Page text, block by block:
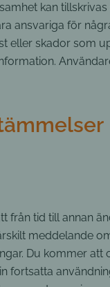
kan
ansvariga för
eller skador som
från tid till annan
meddelande
Du kommer att
fortsatta